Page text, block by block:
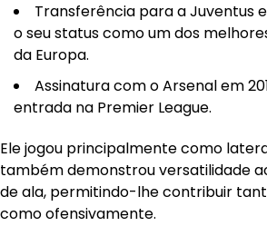
Transferência para a Juventus
o seu status como um dos
da Europa.
Assinatura com o Arsenal em
entrada na Premier League.
Ele jogou principalmente como
também demonstrou versatilidade
de ala, permitindo-lhe contribuir
como ofensivamente.